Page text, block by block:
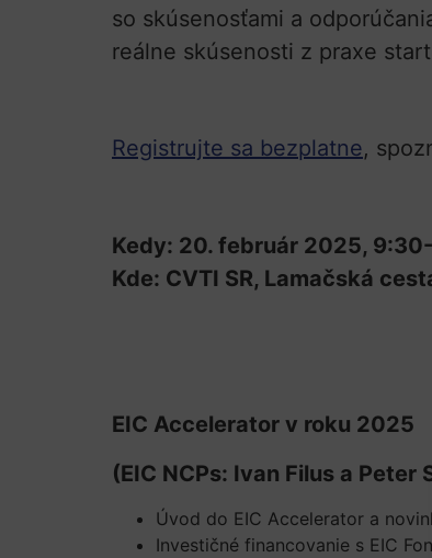
so skúsenosťami a
reálne skúsenosti z praxe
Registrujte sa bezplatne,
Kedy: 20. február 2025,
Kde: CVTI SR, Lamačská
EIC Accelerator v roku 2025
(EIC NCPs: Ivan Filus a
Úvod do EIC Accelerator a
Investičné financovanie s EIC